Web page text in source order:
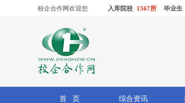
校企合作网欢迎您 入库院校 1567所 毕业生
首 页 综合资讯